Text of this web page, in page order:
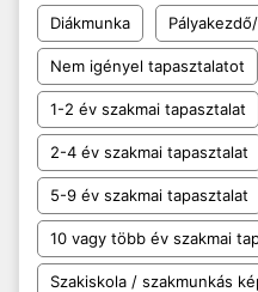
Diákmunka
Nem igényel tapasztalatot
1-2 év szakmai tapasztalat
2-4 év szakmai tapasztalat
5-9 év szakmai tapasztalat
10 vagy több év szakmai
Szakiskola / szakmunkás